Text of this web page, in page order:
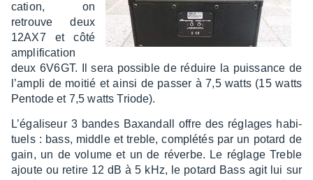
ca­tion, on
retrouve deux
12AX7 et côté
ampli­fi­ca­tion
deux 6V6GT. Il sera possible de réduire la puis­sance de
l’am­pli de moitié et ainsi de passer à 7,5 watts (15 watts
Pentode et 7,5 watts Triode).
L’éga­li­seur 3 bandes Baxan­dall offre des réglages habi­
tuels : bass, middle et treble, complé­tés par un potard de
gain, un de volume et un de réverbe. Le réglage Treble
ajoute ou retire 12 dB à 5 kHz, le potard Bass agit lui sur